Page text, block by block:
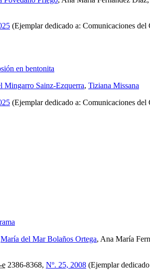
(Ejemplar dedicado a: Comunicaciones
en bentonita
Mingarro Sainz-Ezquerra, Tiziana Missana
(Ejemplar dedicado a: Comunicaciones
María del Mar Bolaños Ortega, Ana María
e 2386-8368, Nº. 25, 2008 (Ejemplar